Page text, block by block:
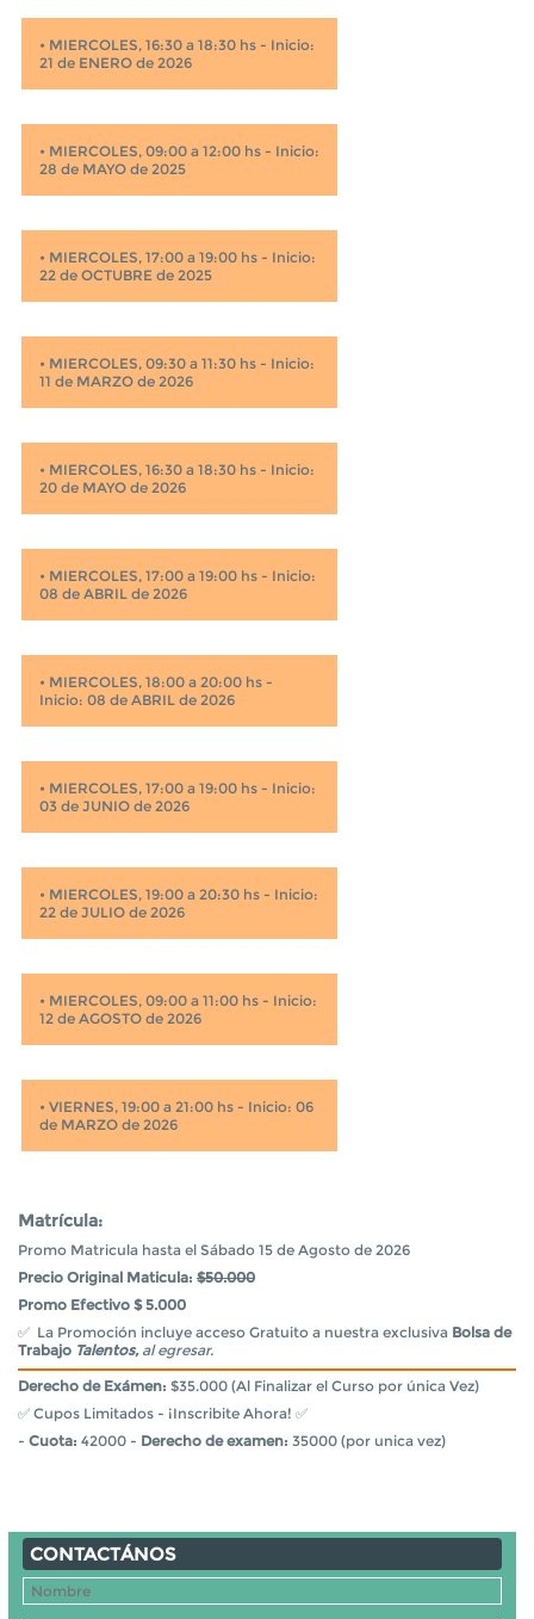
• MIERCOLES, 16:30 a 18:30 hs - Inicio:
21 de ENERO de 2026
• MIERCOLES, 09:00 a 12:00 hs - Inicio:
28 de MAYO de 2025
• MIERCOLES, 17:00 a 19:00 hs - Inicio:
22 de OCTUBRE de 2025
• MIERCOLES, 09:30 a 11:30 hs - Inicio:
11 de MARZO de 2026
• MIERCOLES, 16:30 a 18:30 hs - Inicio:
20 de MAYO de 2026
• MIERCOLES, 17:00 a 19:00 hs - Inicio:
08 de ABRIL de 2026
• MIERCOLES, 18:00 a 20:00 hs -
Inicio: 08 de ABRIL de 2026
• MIERCOLES, 17:00 a 19:00 hs - Inicio:
03 de JUNIO de 2026
• MIERCOLES, 19:00 a 20:30 hs - Inicio:
22 de JULIO de 2026
• MIERCOLES, 09:00 a 11:00 hs - Inicio:
12 de AGOSTO de 2026
• VIERNES, 19:00 a 21:00 hs - Inicio: 06
de MARZO de 2026
Matrícula:
Promo Matricula hasta el Sábado 15 de Agosto de 2026
Precio Original Maticula: $50.000
Promo Efectivo $ 5.000
✅ La Promoción incluye acceso Gratuito a nuestra exclusiva Bolsa de
Trabajo Talentos,al egresar.
Derecho de Exámen: $35.000 (Al Finalizar el Curso por única Vez)
✅ Cupos Limitados - ¡Inscribite Ahora! ✅
- Cuota: 42000 - Derecho de examen: 35000 (por unica vez)
CONTACTÁNOS